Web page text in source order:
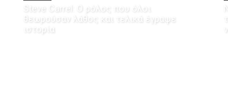
Steve Carrel: Ο ρόλος που όλοι
θεωρούσαν λάθος και τελικά έγραψε